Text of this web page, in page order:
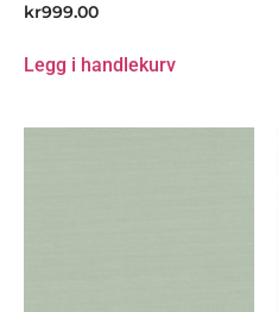
kr999.00
Legg i handlekurv